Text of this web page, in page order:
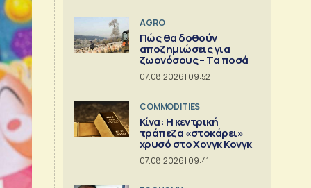
AGRO
Πώς θα δοθούν
αποζημιώσεις για
ζωονόσους – Τα ποσά
07.08.2026 | 09:52
COMMODITIES
Κίνα: Η κεντρική
τράπεζα «στοκάρει»
χρυσό στο Χονγκ Κονγκ
07.08.2026 | 09:41